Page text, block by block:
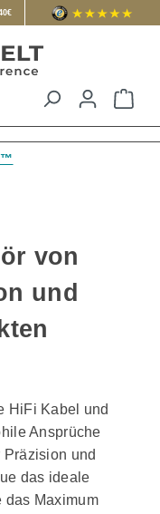
von
und
HiFi Kabel und
Ansprüche
und
das ideale
das Maximum